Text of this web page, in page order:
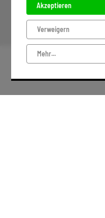
IMPRESSUM
DATENSCHUTZ
Akzeptieren
Verweigern
Mehr...